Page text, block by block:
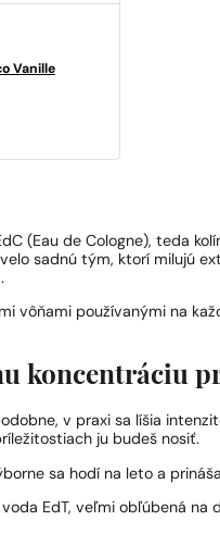
Vanille
(Eau de Cologne), teda
sadnú tým, ktorí milujú
vôňami používanými na
koncentráciu
v praxi sa líšia
ju budeš nosiť.
sa hodí na leto a
EdT, veľmi obľúbená na